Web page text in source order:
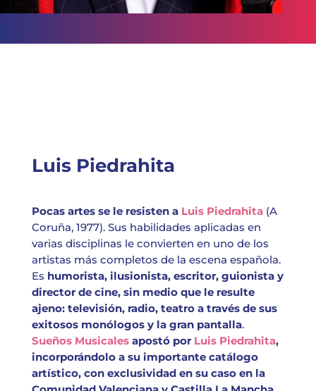
Luis Piedrahita
Pocas artes se le resisten a Luis Piedrahita(A
Coruña, 1977). Sus habilidades aplicadas en
varias disciplinas le convierten en uno de los
artistas más completos de la escena española.
Es humorista, ilusionista, escritor, guionista y
director de cine, sin medio que le resulte
ajeno: televisión, radio, teatro a través de sus
exitosos monólogos y la gran pantalla.
Sueños Musicalesapostó por Luis Piedrahita,
incorporándolo a su importante catálogo
artístico, con exclusividad en su caso en la